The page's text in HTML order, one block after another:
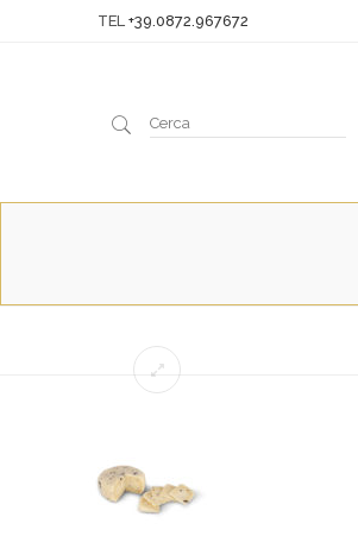
TEL +39.0872.967672
Cerca